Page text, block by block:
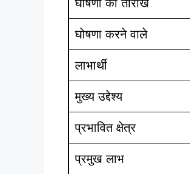
घोषणा करने वाले
लाभार्थी
मुख्य उद्देश्य
प्रभावित क्षेत्र
प्रमुख लाभ